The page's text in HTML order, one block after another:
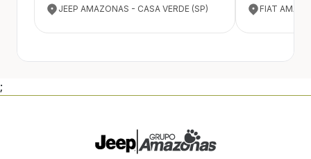
JEEP AMAZONAS - CASA VERDE (SP) FIAT
;